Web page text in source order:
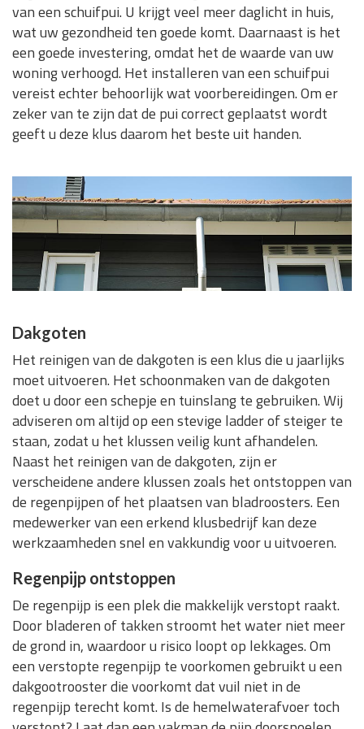
van een schuifpui. U krijgt veel meer daglicht in huis,
wat uw gezondheid ten goede komt. Daarnaast is het
een goede investering, omdat het de waarde van uw
woning verhoogd. Het installeren van een schuifpui
vereist echter behoorlijk wat voorbereidingen. Om er
zeker van te zijn dat de pui correct geplaatst wordt
geeft u deze klus daarom het beste uit handen.
Dakgoten
Het reinigen van de dakgoten is een klus die u jaarlijks
moet uitvoeren. Het schoonmaken van de dakgoten
doet u door een schepje en tuinslang te gebruiken. Wij
adviseren om altijd op een stevige ladder of steiger te
staan, zodat u het klussen veilig kunt afhandelen.
Naast het reinigen van de dakgoten, zijn er
verscheidene andere klussen zoals het ontstoppen van
de regenpijpen of het plaatsen van bladroosters. Een
medewerker van een erkend klusbedrijf kan deze
werkzaamheden snel en vakkundig voor u uitvoeren.
Regenpijp ontstoppen
De regenpijp is een plek die makkelijk verstopt raakt.
Door bladeren of takken stroomt het water niet meer
de grond in, waardoor u risico loopt op lekkages. Om
een verstopte regenpijp te voorkomen gebruikt u een
dakgootrooster die voorkomt dat vuil niet in de
regenpijp terecht komt. Is de hemelwaterafvoer toch